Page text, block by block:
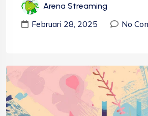
Arena Streaming
Februari 28, 2025 No